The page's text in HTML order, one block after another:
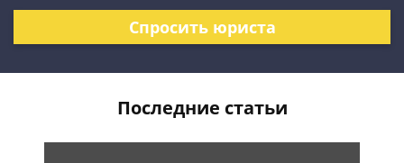
Спросить юриста
Последние статьи